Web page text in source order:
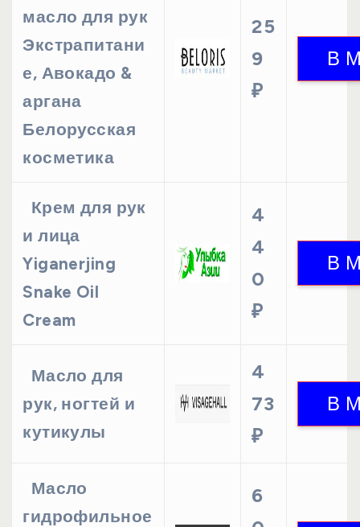
масло для рук
Экстрапитани
е, Авокадо &
аргана
Белорусская
косметика
25
9
₽
Крем для рук
и лица
Yiganerjing
Snake Oil
Cream
4
4
0
₽
Масло для
рук, ногтей и
кутикулы
4
73
₽
Масло
гидрофильное
6